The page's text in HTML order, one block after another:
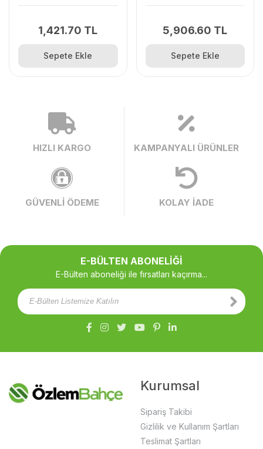
1,421.70 TL
Sepete Ekle
5,906.60 TL
Sepete Ekle
HIZLI KARGO KAMPANYALI ÜRÜNLER
GÜVENLİ ÖDEME KOLAY İADE
E-BÜLTEN ABONELİĞİ
E-Bülten aboneliği ile fırsatları kaçırma...
Kurumsal
Sipariş Takibi
Gizlilik ve Kullanım Şartları
Teslimat Şartları